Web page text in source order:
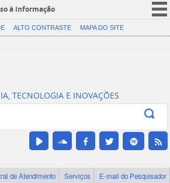
à informação
CORONAVÍRUS (COVID-19)
Canais
ALTO CONTRASTE MAPA DO SITE
TECNOLOGIA E INOVAÇÕES
de Atendimento Serviços
E-mail do Pesquisador